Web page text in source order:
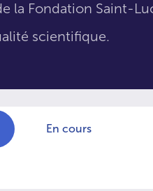
la Fondation Saint-
scientifique.
En cours